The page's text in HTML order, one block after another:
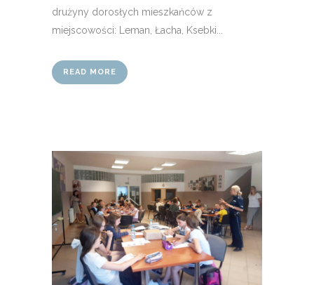
drużyny dorosłych mieszkańców z
miejscowości: Leman, Łacha, Ksebki...
READ MORE